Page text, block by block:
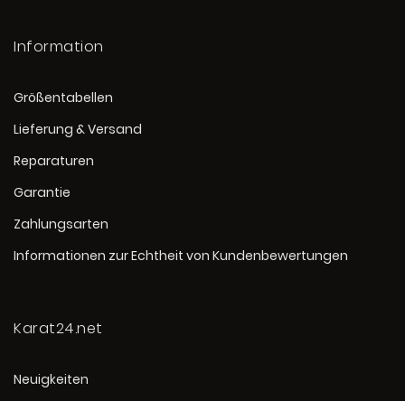
Information
Größentabellen
Lieferung & Versand
Reparaturen
Garantie
Zahlungsarten
Informationen zur Echtheit von Kundenbewertungen
Karat24.net
Neuigkeiten